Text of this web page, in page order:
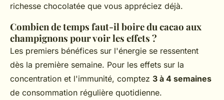
richesse chocolatée que vous appréciez déjà.
Combien de temps faut-il boire du cacao aux
champignons pour voir les effets ?
Les premiers bénéfices sur l'énergie se ressentent
dès la première semaine. Pour les effets sur la
concentration et l'immunité, comptez 3 à 4 semaines
de consommation régulière quotidienne.